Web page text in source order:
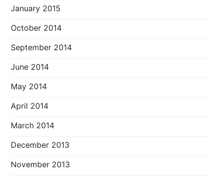
January 2015
October 2014
September 2014
June 2014
May 2014
April 2014
March 2014
December 2013
November 2013